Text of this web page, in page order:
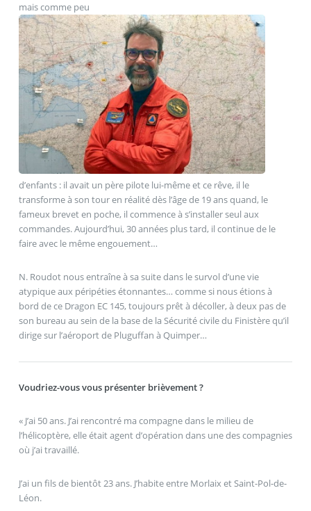
mais comme peu
d’enfants : il avait un père pilote lui-même et ce rêve, il le
transforme à son tour en réalité dès l’âge de 19 ans quand, le
fameux brevet en poche, il commence à s’installer seul aux
commandes. Aujourd’hui, 30 années plus tard, il continue de le
faire avec le même engouement…
N. Roudot nous entraîne à sa suite dans le survol d’une vie
atypique aux péripéties étonnantes… comme si nous étions à
bord de ce Dragon EC 145, toujours prêt à décoller, à deux pas de
son bureau au sein de la base de la Sécurité civile du Finistère qu’il
dirige sur l’aéroport de Pluguffan à Quimper…
Voudriez-vous vous présenter brièvement ?
« J’ai 50 ans. J’ai rencontré ma compagne dans le milieu de
l’hélicoptère, elle était agent d’opération dans une des compagnies
où j’ai travaillé.
J’ai un fils de bientôt 23 ans. J’habite entre Morlaix et Saint-Pol-de-
Léon.